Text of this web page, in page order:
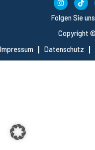
Copyright
Impressum
Datenschutz
Folgen Sie